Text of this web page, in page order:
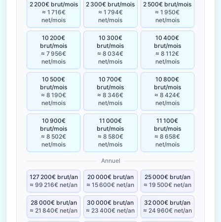
2 200€ brut/mois
≈ 1 716€
net/mois
2 300€ brut/mois
≈ 1 794€
net/mois
2 500€ brut/mois
≈ 1 950€
net/mois
10 200€
brut/mois
≈ 7 956€
net/mois
10 300€
brut/mois
≈ 8 034€
net/mois
10 400€
brut/mois
≈ 8 112€
net/mois
10 500€
brut/mois
≈ 8 190€
net/mois
10 700€
brut/mois
≈ 8 346€
net/mois
10 800€
brut/mois
≈ 8 424€
net/mois
10 900€
brut/mois
≈ 8 502€
net/mois
11 000€
brut/mois
≈ 8 580€
net/mois
11 100€
brut/mois
≈ 8 658€
net/mois
Annuel
127 200€ brut/an
≈ 99 216€ net/an
20 000€ brut/an
≈ 15 600€ net/an
25 000€ brut/an
≈ 19 500€ net/an
28 000€ brut/an
≈ 21 840€ net/an
30 000€ brut/an
≈ 23 400€ net/an
32 000€ brut/an
≈ 24 960€ net/an